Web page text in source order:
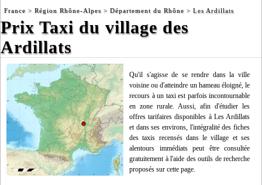
France > Région Rhône-Alpes > Département du Rhône > Les Ardillats
Prix Taxi du village des
Ardillats
Qu'il s'agisse de se rendre dans la ville
voisine ou d'atteindre un hameau éloigné, le
recours à un taxi est parfois incontournable
en zone rurale. Aussi, afin d'étudier les
offres tarifaires disponibles à Les Ardillats
et dans ses environs, l'intégralité des fiches
des taxis recensés dans le village et ses
alentours immédiats peut être consultée
gratuitement à l'aide des outils de recherche
proposés sur cette page.